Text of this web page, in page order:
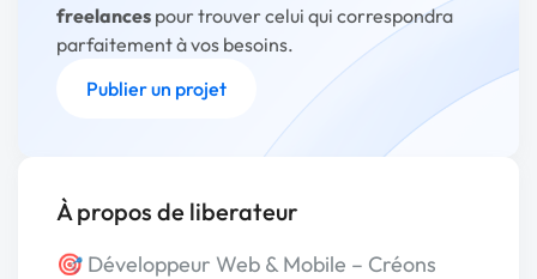
freelances pour trouver celui qui correspondra
parfaitement à vos besoins.
Publier un projet
À propos de liberateur
🎯 Développeur Web & Mobile – Créons